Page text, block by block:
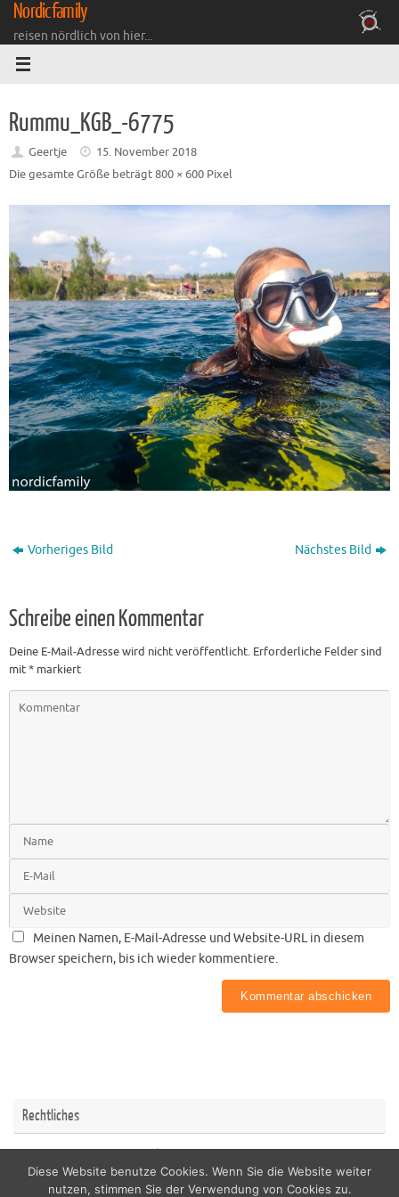
Zum
Inhalt
springen
Nordicfamily
reisen nördlich von hier...
Rummu_KGB_-6775
Geertje
15. November 2018
Die gesamte Größe beträgt800 × 600 Pixel
Vorheriges Bild Nächstes Bild
Schreibe einen Kommentar
Deine E-Mail-Adresse wird nicht veröffentlicht. Erforderliche Felder sind
mit* markiert
Meinen Namen, E-Mail-Adresse und Website-URL in diesem
Browser speichern, bis ich wieder kommentiere.
Rechtliches
Impressum Datenschutzerklärung
Diese Website benutze Cookies. Wenn Sie die Website weiter
nutzen, stimmen Sie der Verwendung von Cookies zu.